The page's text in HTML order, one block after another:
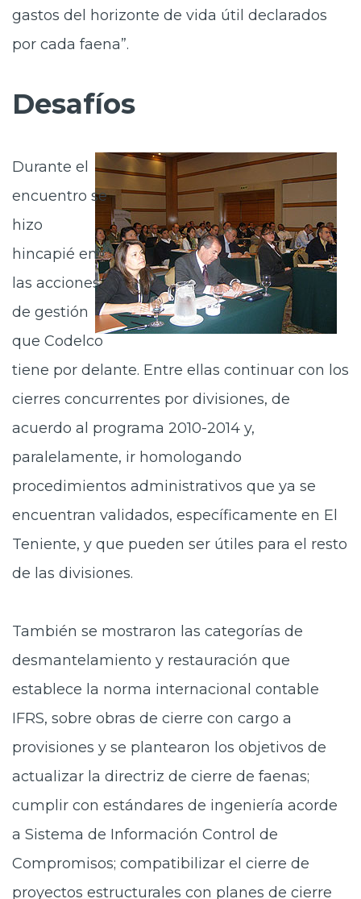
gastos del horizonte de vida útil declarados
por cada faena”.
Desafíos
Durante el
encuentro se
hizo
hincapié en
las acciones
de gestión
que Codelco
tiene por delante. Entre ellas continuar con los
cierres concurrentes por divisiones, de
acuerdo al programa 2010-2014 y,
paralelamente, ir homologando
procedimientos administrativos que ya se
encuentran validados, específicamente en El
Teniente, y que pueden ser útiles para el resto
de las divisiones.
También se mostraron las categorías de
desmantelamiento y restauración que
establece la norma internacional contable
IFRS, sobre obras de cierre con cargo a
provisiones y se plantearon los objetivos de
actualizar la directriz de cierre de faenas;
cumplir con estándares de ingeniería acorde
a Sistema de Información Control de
Compromisos; compatibilizar el cierre de
proyectos estructurales con planes de cierre